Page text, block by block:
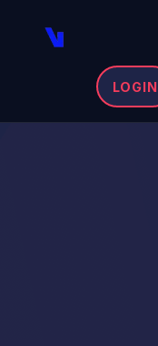
LOGIN